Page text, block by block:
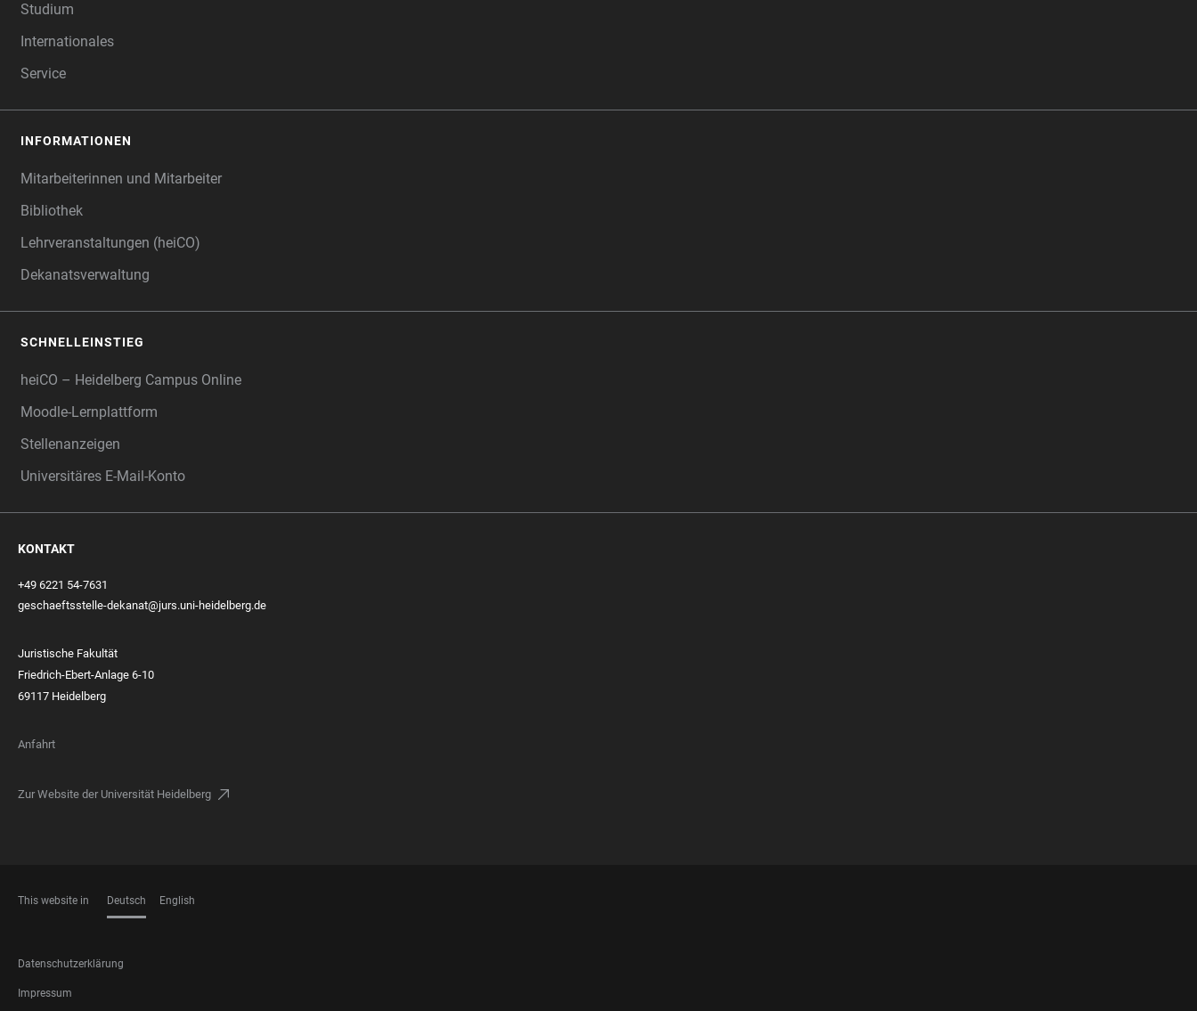
Studium
Internationales
Service
INFORMATIONEN
Mitarbeiterinnen und Mitarbeiter
Bibliothek
Lehrveranstaltungen (heiCO)
Dekanatsverwaltung
SCHNELLEINSTIEG
heiCO – Heidelberg Campus Online
Moodle-Lernplattform
Stellenanzeigen
Universitäres E-Mail-Konto
KONTAKT
+49 6221 54-7631
geschaeftsstelle-dekanat@jurs.uni-heidelberg.de
Juristische Fakultät
Friedrich-Ebert-Anlage 6-10
69117 Heidelberg
Anfahrt
Zur Website der Universität Heidelberg
This website in Deutsch English
FOOTER
LEGAL
Datenschutzerklärung
Impressum